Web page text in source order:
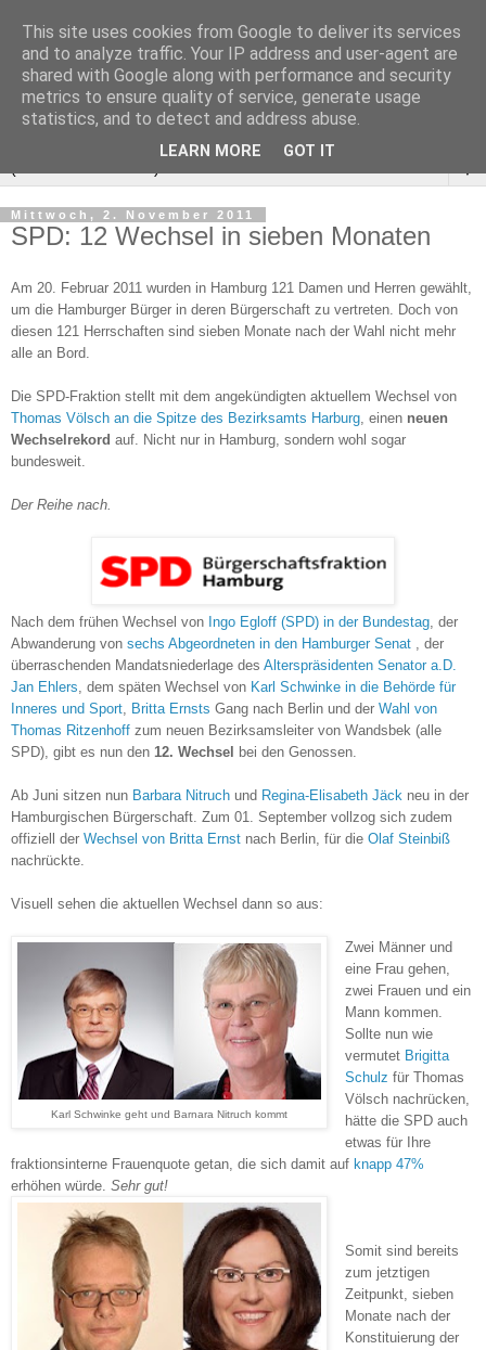
▼
Mittwoch, 2. November 2011
SPD: 12 Wechsel in sieben Monaten
Am 20. Februar 2011 wurden in Hamburg 121 Damen und Herren gewählt,
um die Hamburger Bürger in deren Bürgerschaft zu vertreten. Doch von
diesen 121 Herrschaften sind sieben Monate nach der Wahl nicht mehr
alle an Bord.
Die SPD-Fraktion stellt mit dem angekündigten aktuellem Wechsel von
Thomas Völsch an die Spitze des Bezirksamts Harburg, einen neuen
Wechselrekord auf. Nicht nur in Hamburg, sondern wohl sogar
bundesweit.
Der Reihe nach.
Nach dem frühen Wechsel von Ingo Egloff (SPD) in der Bundestag, der
Abwanderung von sechs Abgeordneten in den Hamburger Senat , der
überraschenden Mandatsniederlage des Alterspräsidenten Senator a.D.
Jan Ehlers, dem späten Wechsel von Karl Schwinke in die Behörde für
Inneres und Sport, Britta Ernsts Gang nach Berlin und der Wahl von
Thomas Ritzenhoff zum neuen Bezirksamsleiter von Wandsbek (alle
SPD), gibt es nun den 12. Wechsel bei den Genossen.
Ab Juni sitzen nun Barbara Nitruch und Regina-Elisabeth Jäck neu in der
Hamburgischen Bürgerschaft. Zum 01. September vollzog sich zudem
offiziell der Wechsel von Britta Ernst nach Berlin, für die Olaf Steinbiß
nachrückte.
Visuell sehen die aktuellen Wechsel dann so aus:
Karl Schwinke geht und Barnara Nitruch kommt
Zwei Männer und
eine Frau gehen,
zwei Frauen und ein
Mann kommen.
Sollte nun wie
vermutet Brigitta
Schulz für Thomas
Völsch nachrücken,
hätte die SPD auch
etwas für Ihre
fraktionsinterne Frauenquote getan, die sich damit auf knapp 47%
erhöhen würde. Sehr gut!
Somit sind bereits
zum jetztigen
Zeitpunkt, sieben
Monate nach der
Konstituierung der
This site uses cookies from Google to deliver its services
and to analyze traffic. Your IP address and user-agent are
shared with Google along with performance and security
metrics to ensure quality of service, generate usage
statistics, and to detect and address abuse.
LEARN MORE GOT IT